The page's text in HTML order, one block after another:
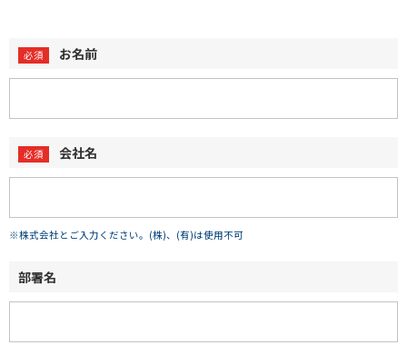
お名前
会社名
※株式会社とご入力ください。(株)、(有)は使用不可
部署名